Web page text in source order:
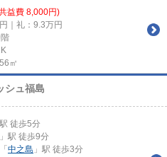
益費 8,000円)
｜礼：9.3万円
㎡
シュ福島
駅 徒歩5分
」駅 徒歩9分
「 中之島 」駅 徒歩3分